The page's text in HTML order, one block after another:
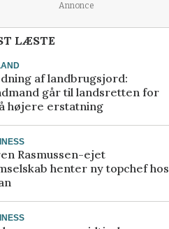
Annonce
LÆSTE
af landbrugsjord:
går til landsretten for
højere erstatning
Rasmussen-ejet
henter ny topchef hos